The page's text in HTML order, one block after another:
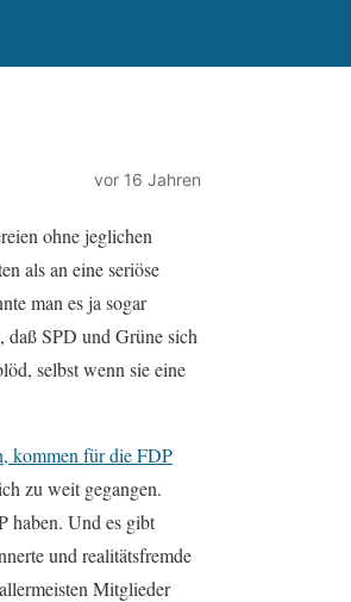
vor 16 Jahren
ohne jeglichen
als an eine seriöse
man es ja sogar
daß SPD und Grüne sich
selbst wenn sie eine
kommen für die FDP
zu weit gegangen.
haben. Und es gibt
und realitätsfremde
Mitglieder